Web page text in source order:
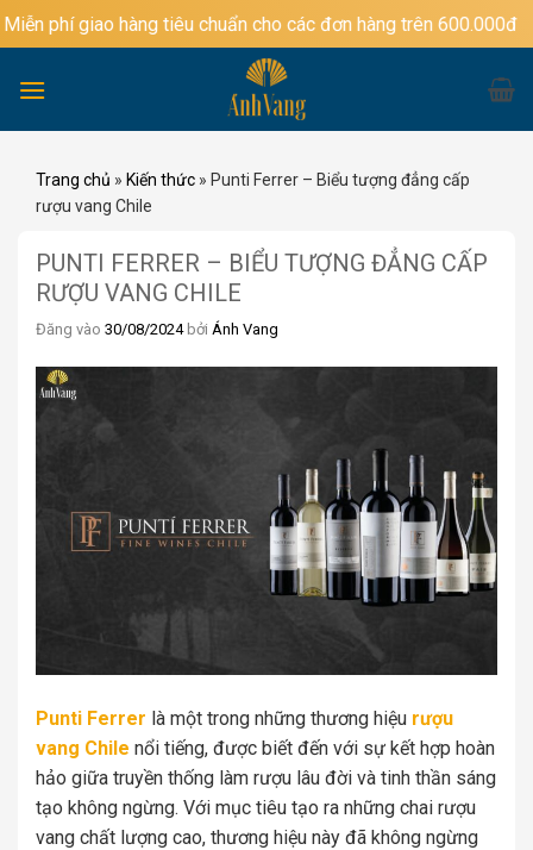
Bỏ
qua
dung
giao hàng tiêu chuẩn cho các đơn hàng trên 600.000đ
Trang chủ » Kiến thức » Punti Ferrer – Biểu tượng đẳng cấp
rượu vang Chile
PUNTI FERRER – BIỂU TƯỢNG ĐẲNG CẤP
RƯỢU VANG CHILE
Đăng vào 30/08/2024 bởi Ánh Vang
Punti Ferrer là một trong những thương hiệu rượu
vang Chile nổi tiếng, được biết đến với sự kết hợp hoàn
hảo giữa truyền thống làm rượu lâu đời và tinh thần sáng
tạo không ngừng. Với mục tiêu tạo ra những chai rượu
vang chất lượng cao, thương hiệu này đã không ngừng